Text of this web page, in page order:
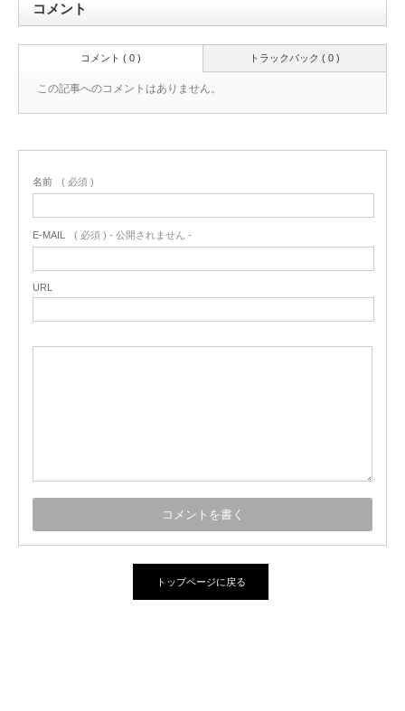
コメント
トラックバック ( 0 )
コメント ( 0 )
この記事へのコメントはありません。
名前 ( 必須 )
E-MAIL ( 必須 ) - 公開されません -
URL
トップページに戻る